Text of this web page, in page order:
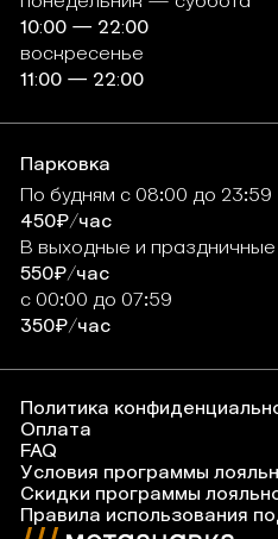
10:00 — 22:00
воскресенье
11:00 — 22:00
Парковка
По будням с08:00 до 23:59
450₽/час
В выходные и праздничные
550₽/час
с00:00 до07:59
350₽/час
Политика
Оплата
FAQ
Условия программы
Скидки программы
Правила использования